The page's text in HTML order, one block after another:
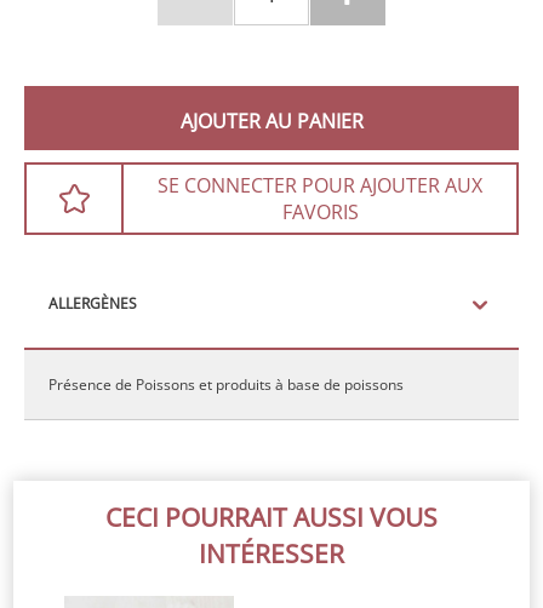
AJOUTER AU PANIER
SE CONNECTER POUR AJOUTER AUX
FAVORIS
ALLERGÈNES
Présence de Poissons et produits à base de poissons
CECI POURRAIT AUSSI VOUS
INTÉRESSER